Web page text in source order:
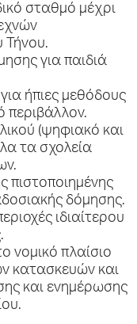
σταθμό μέχρι
Τήνου.
για παιδιά
ήπιες μεθόδους
περιβάλλον.
(ψηφιακό και
τα σχολεία
πιστοποιημένης
δόμησης.
ιδιαίτερου
νομικό πλαίσιο
κατασκευών και
και ενημέρωσης